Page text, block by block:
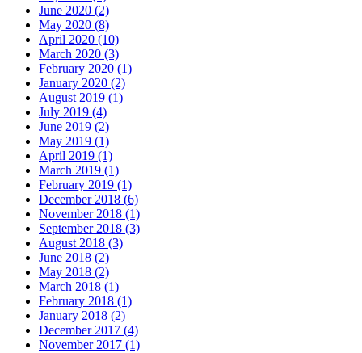
June 2020 (2)
May 2020 (8)
April 2020 (10)
March 2020 (3)
February 2020 (1)
January 2020 (2)
August 2019 (1)
July 2019 (4)
June 2019 (2)
May 2019 (1)
April 2019 (1)
March 2019 (1)
February 2019 (1)
December 2018 (6)
November 2018 (1)
September 2018 (3)
August 2018 (3)
June 2018 (2)
May 2018 (2)
March 2018 (1)
February 2018 (1)
January 2018 (2)
December 2017 (4)
November 2017 (1)